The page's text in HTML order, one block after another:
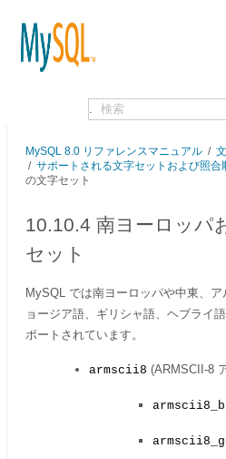
MySQL 8.0 リファレンスマニュアル /
/ サポートされる文字セットおよび照合
の文字セット
10.10.4 南ヨーロッパ
セット
MySQL では南ヨーロッパや中東、
ョージア語、ギリシャ語、ヘブライ
ポートされています。
armscii8 (ARMSCII-8